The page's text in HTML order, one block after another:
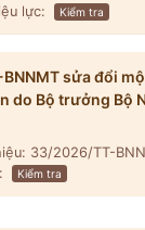
lực: Kiểm tra
sửa đổi
do Bộ trưởng Bộ
33/2026/TT-
Kiểm tra